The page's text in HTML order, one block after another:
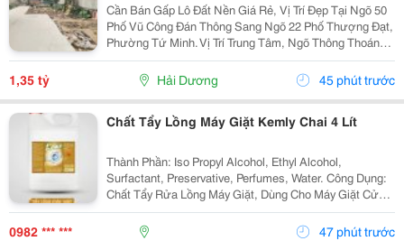
Cần Bán Gấp Lô Đất Nền Giá Rẻ, Vị Trí Đẹp Tại Ngõ 50
Phố Vũ Công Đán Thông Sang Ngõ 22 Phố Thượng Đạt,
Phường Tứ Minh. Vị Trí Trung Tâm, Ngõ Thông Thoáng,
Bán Kính 300M Đầy Đủ Chợ Dân Sinh, Trường Học Các
Cấp Và Khu Công Nghiệp Đại An. Khu Vực Dân...
1,35 tỷ Hải Dương 45 phút trước
Chất Tẩy Lồng Máy Giặt Kemly Chai 4 Lít
Thành Phần: Iso Propyl Alcohol, Ethyl Alcohol,
Surfactant, Preservative, Perfumes, Water. Công Dụng:
Chất Tẩy Rửa Lồng Máy Giặt, Dùng Cho Máy Giặt Cửa
Trên, Máy Giặt Cửa Trước. Cách Dùng: Sử Dụng Từ 5-
10 Gam/Lít. Nếu Máy Giặt 7 Kg Thì Chọn Mức...
0982 *** *** 47 phút trước